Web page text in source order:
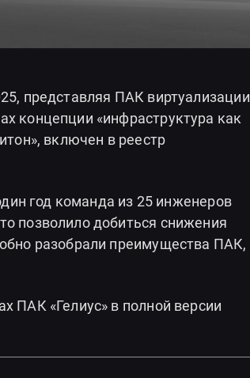
представляя ПАК виртуализации
концепции «инфраструктура как
включен в реестр
год команда из 25 инженеров
позволило добиться снижения
разобрали преимущества ПАК,
ПАК «Гелиус» в полной версии